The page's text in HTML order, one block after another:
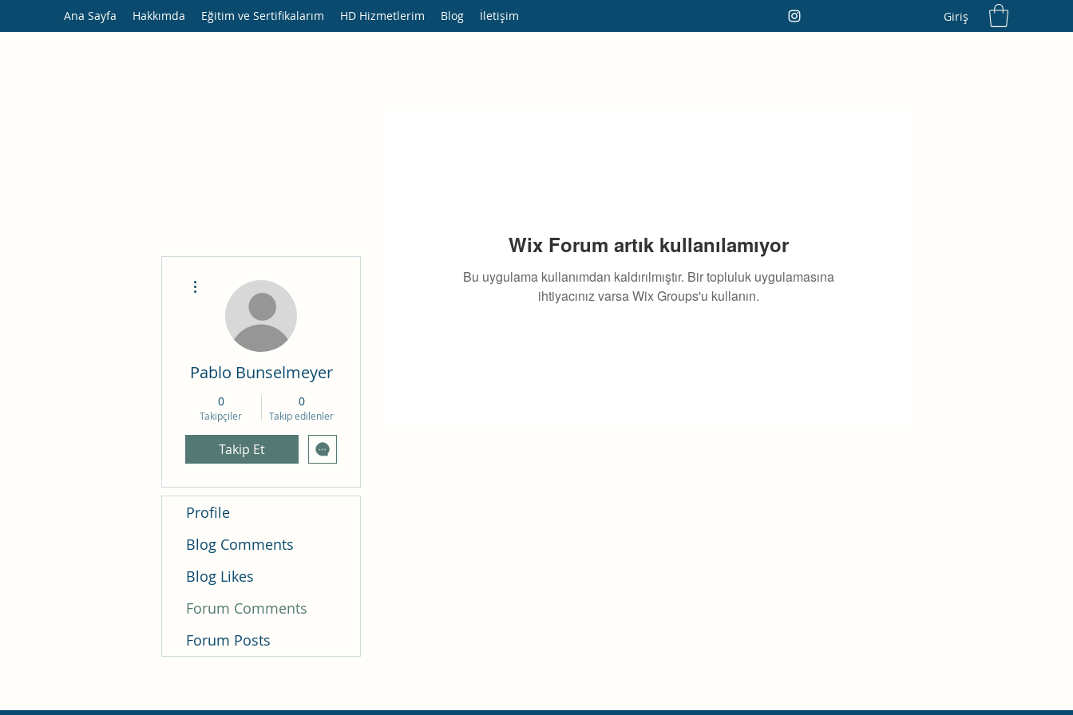
Ana Sayfa Hakkımda Eğitim ve Sertifikalarım HD Hizmetlerim Blog İletişim Giriş
Wix Forum artık kullanılamıyor
Bu uygulama kullanımdan kaldırılmıştır. Bir topluluk uygulamasına
ihtiyacınız varsa Wix Groups'u kullanın.
Pablo Bunselmeyer
0
Takipçiler
0
Takip edilenler
Takip Et
Profile
Blog Comments
Blog Likes
Forum Comments
Forum Posts